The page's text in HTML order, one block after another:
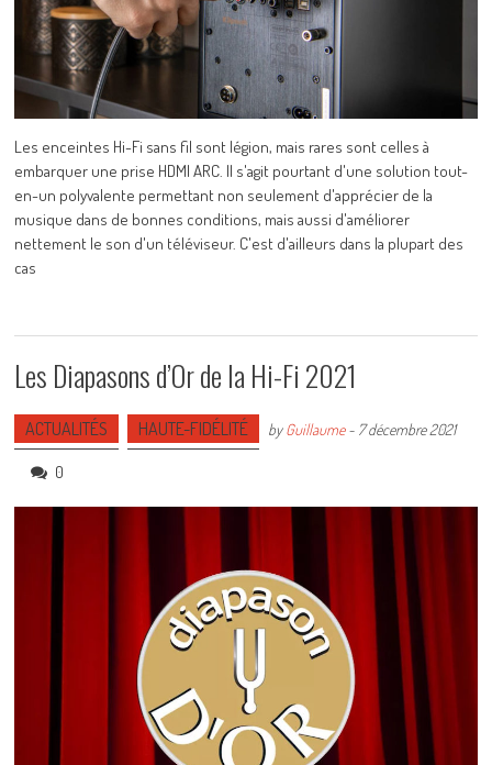
Les enceintes Hi-Fi sans fil sont légion, mais rares sont celles à
embarquer une prise HDMI ARC. Il s'agit pourtant d'une solution tout-
en-un polyvalente permettant non seulement d'apprécier de la
musique dans de bonnes conditions, mais aussi d'améliorer
nettement le son d'un téléviseur. C'est d'ailleurs dans la plupart des
cas
Les Diapasons d’Or de la Hi-Fi 2021
ACTUALITÉS HAUTE-FIDÉLITÉ byGuillaume- 7 décembre 2021
0